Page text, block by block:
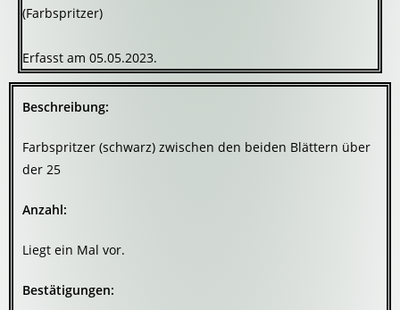
(Farbspritzer)
Erfasst am 05.05.2023.
Beschreibung:
Farbspritzer (schwarz) zwischen den beiden Blättern über
der 25
Anzahl:
Liegt ein Mal vor.
Bestätigungen: